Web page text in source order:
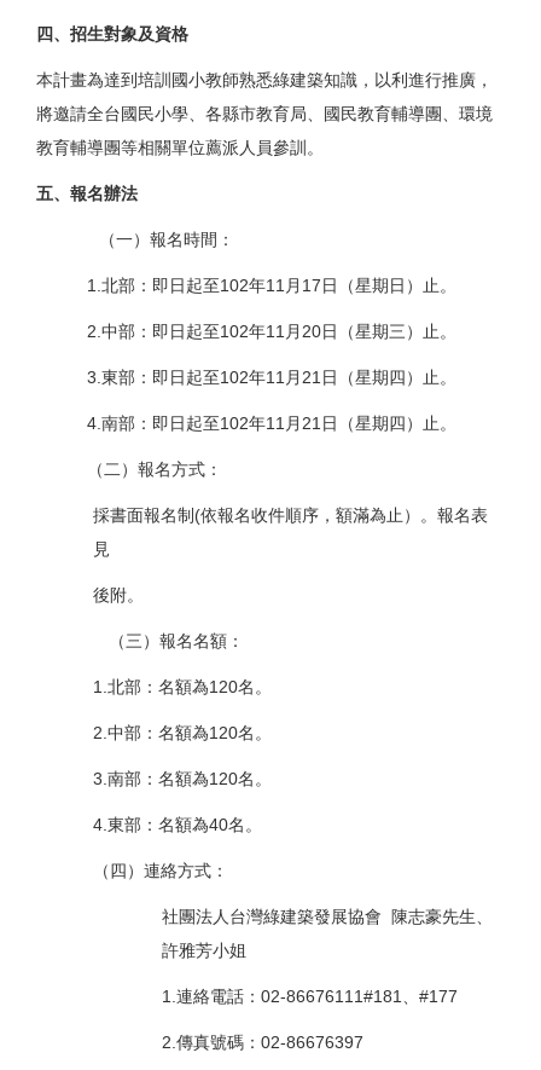
四、招生對象及資格
本計畫為達到培訓國小教師熟悉綠建築知識，以利進行推廣，
將邀請全台國民小學、各縣市教育局、國民教育輔導團、環境
教育輔導團等相關單位薦派人員參訓。
五、報名辦法
（一）報名時間：
1.北部：即日起至102年11月17日（星期日）止。
2.中部：即日起至102年11月20日（星期三）止。
3.東部：即日起至102年11月21日（星期四）止。
4.南部：即日起至102年11月21日（星期四）止。
（二）報名方式：
採書面報名制(依報名收件順序，額滿為止）。報名表
見
後附。
（三）報名名額：
1.北部：名額為120名。
2.中部：名額為120名。
3.南部：名額為120名。
4.東部：名額為40名。
（四）連絡方式：
社團法人台灣綠建築發展協會 陳志豪先生、
許雅芳小姐
1.連絡電話：02-86676111#181、#177
2.傳真號碼：02-86676397